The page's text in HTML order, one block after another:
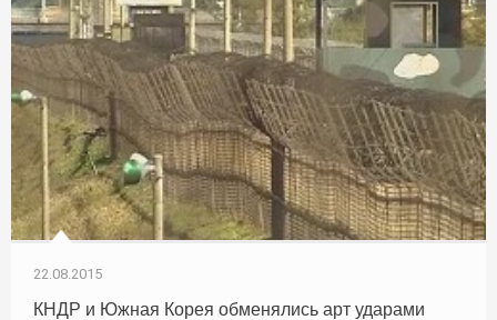
22.08.2015
КНДР и Южная Корея обменялись арт ударами